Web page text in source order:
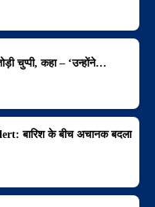
चुप्पी, कहा – ‘उन्होंने…
बारिश के बीच अचानक बदला